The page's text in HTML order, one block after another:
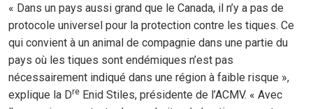
« Dans un pays aussi grand que le Canada, il n’y a pas de
protocole universel pour la protection contre les tiques. Ce
qui convient à un animal de compagnie dans une partie du
pays où les tiques sont endémiques n’est pas
nécessairement indiqué dans une région à faible risque »,
explique la Dre Enid Stiles, présidente de l’ACMV. « Avec